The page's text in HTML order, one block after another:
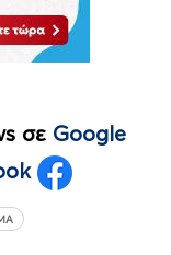
σε Google